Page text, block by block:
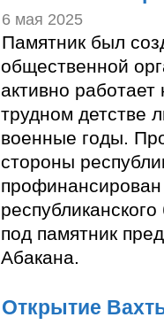
6 мая 2025
Памятник был
общественной
активно
трудном детстве
военные годы.
стороны
профинансирован
под памятник
Абакана.
Открытие